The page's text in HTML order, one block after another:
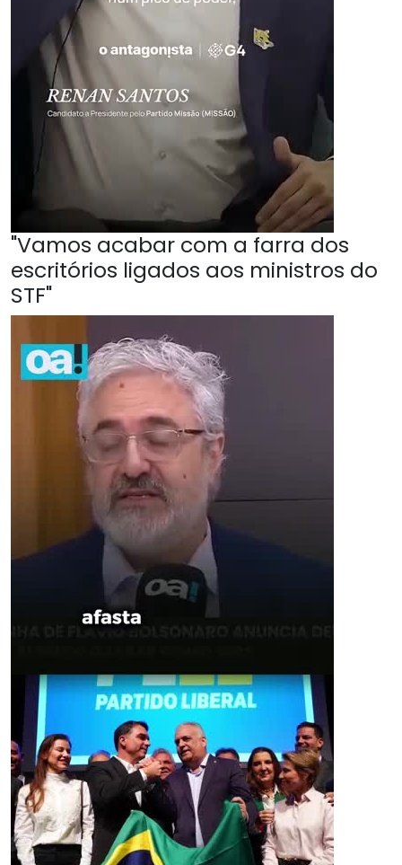
"Vamos acabar com a farra dos
escritórios ligados aos ministros do
STF"